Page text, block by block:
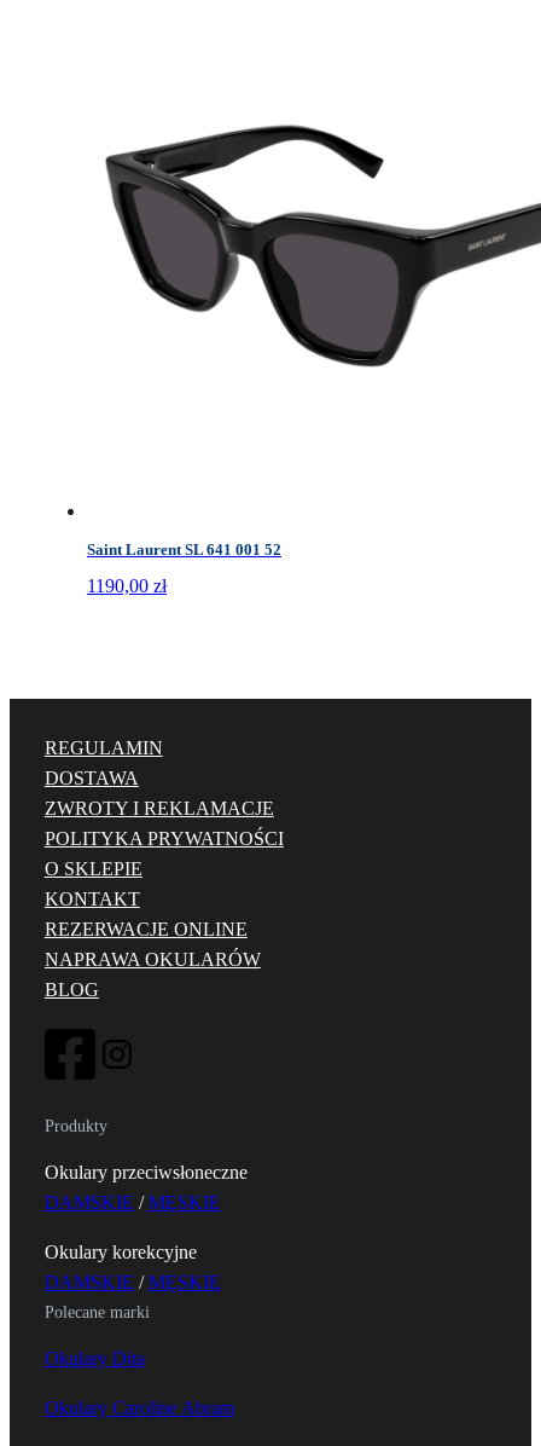
Saint Laurent SL 641 001 52
1190,00 zł
REGULAMIN
DOSTAWA
ZWROTY I REKLAMACJE
POLITYKA PRYWATNOŚCI
O SKLEPIE
KONTAKT
REZERWACJE ONLINE
NAPRAWA OKULARÓW
BLOG
Produkty
Okulary przeciwsłoneczne
DAMSKIE /MĘSKIE
Okulary korekcyjne
DAMSKIE /MĘSKIE
Polecane marki
Okulary Dita
Okulary Caroline Abram